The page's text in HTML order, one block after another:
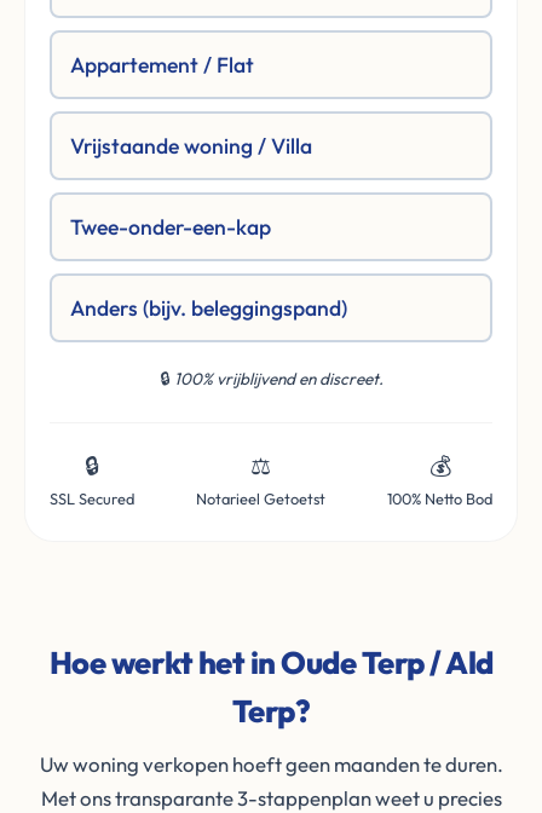
Appartement / Flat
Vrijstaande woning / Villa
Twee-onder-een-kap
Anders (bijv. beleggingspand)
🔒 100% vrijblijvend en discreet.
🔒
SSL Secured
⚖️
Notarieel Getoetst
💰
100% Netto Bod
Hoe werkt het in Oude Terp / Ald
Terp?
Uw woning verkopen hoeft geen maanden te duren.
Met ons transparante 3-stappenplan weet u precies